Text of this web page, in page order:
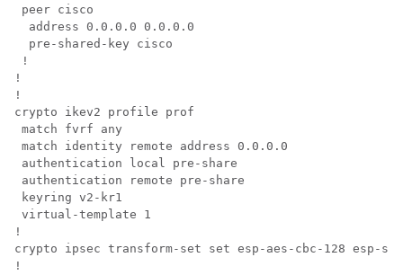
peer cisco
  address 0.0.0.0 0.0.0.0
  pre-shared-key cisco
!
!
!
crypto ikev2 profile prof
match fvrf any
match identity remote address 0.0.0.0
authentication local pre-share
authentication remote pre-share
keyring v2-kr1
virtual-template 1
!
crypto ipsec transform-set set esp-aes-cbc-128 esp-
!